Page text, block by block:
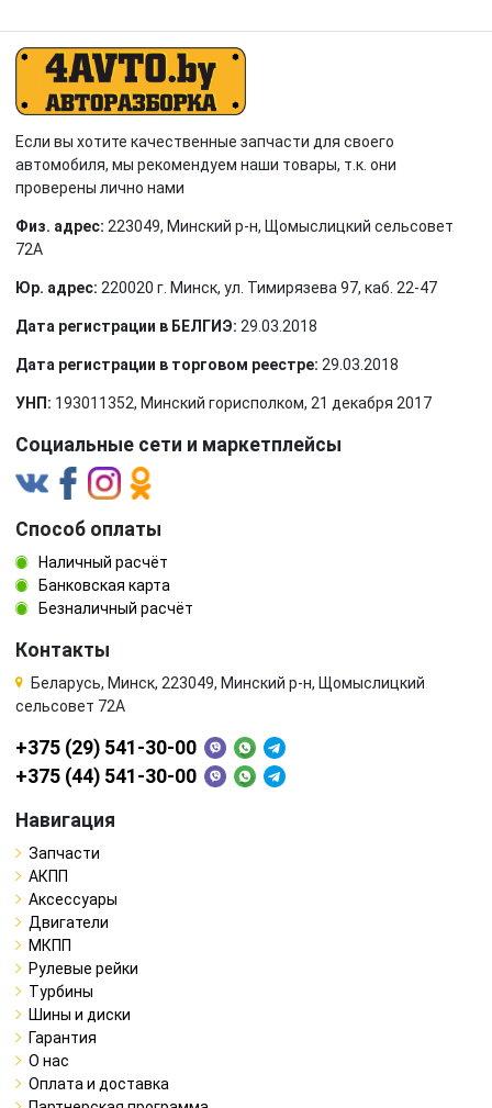
Если вы хотите качественные запчасти для своего
автомобиля, мы рекомендуем наши товары, т.к. они
проверены лично нами
Физ. адрес: 223049, Минский р-н, Щомыслицкий сельсовет
72А
Юр. адрес: 220020 г. Минск, ул. Тимирязева 97, каб. 22-47
Дата регистрации в БЕЛГИЭ: 29.03.2018
Дата регистрации в торговом реестре: 29.03.2018
УНП: 193011352, Минский горисполком, 21 декабря 2017
Социальные сети и маркетплейсы
Способ оплаты
Наличный расчёт
Банковская карта
Безналичный расчёт
Контакты
Беларусь, Минск, 223049, Минский р-н, Щомыслицкий
сельсовет 72А
+375 (29) 541-30-00
+375 (44) 541-30-00
Навигация
Запчасти
АКПП
Аксессуары
Двигатели
МКПП
Рулевые рейки
Турбины
Шины и диски
Гарантия
О нас
Оплата и доставка